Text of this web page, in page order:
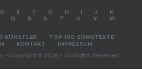
D E F G H J
K
Q R S T U V
W
KÜNSTLER
TOP 100 SONGTEXTE
KONTAKT IMPRESSUM
- Copyright © 2026 - All Rights Reserved